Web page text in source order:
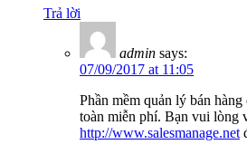
Trả lời
admin says:
07/09/2017 at 11:05
Phần mềm quản lý bán
toàn miễn phí. Bạn vui lòng
http://www.salesmanage.net